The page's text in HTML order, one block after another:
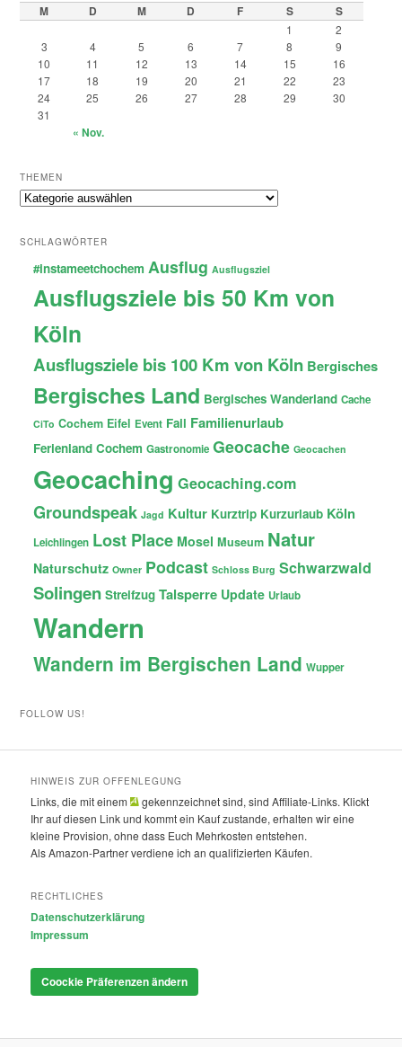
M D M D F S S
1
2
3
4 5 6 7 8
9
10
11 12 13 14 15
16
17
18 19 20 21 22
23
24
25 26 27 28 29
30
31
« Nov.
THEMEN
Themen
SCHLAGWÖRTER
#instameetchochem Ausflug Ausflugsziel
Ausflugsziele bis 50 Km von
Köln
Ausflugsziele bis 100 Km von Köln Bergisches
Bergisches Land Bergisches Wanderland Cache
CiTo Cochem Eifel Event Fail Familienurlaub
Ferienland Cochem Gastronomie Geocache Geocachen
Geocaching Geocaching.com
Groundspeak Jagd Kultur Kurztrip Kurzurlaub Köln
Leichlingen Lost Place Mosel Museum Natur
Naturschutz Owner Podcast Schloss Burg Schwarzwald
Solingen Streifzug Talsperre Update Urlaub
Wandern
Wandern im Bergischen Land Wupper
FOLLOW US!
HINWEIS ZUR OFFENLEGUNG
Links, die mit einem
gekennzeichnet sind, sind Affiliate-Links. Klickt
Ihr auf diesen Link und kommt ein Kauf zustande, erhalten wir eine
kleine Provision, ohne dass Euch Mehrkosten entstehen.
Als Amazon-Partner verdiene ich an qualifizierten Käufen.
RECHTLICHES
Datenschutzerklärung
Impressum
Coockie Präferenzen ändern